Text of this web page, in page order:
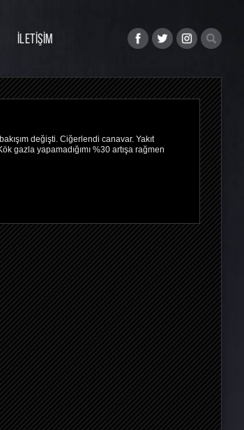
İLETİŞİM
değişti. Ciğerlendi canavar. Yakıt
gazla yapamadığımı %30 artışa rağmen